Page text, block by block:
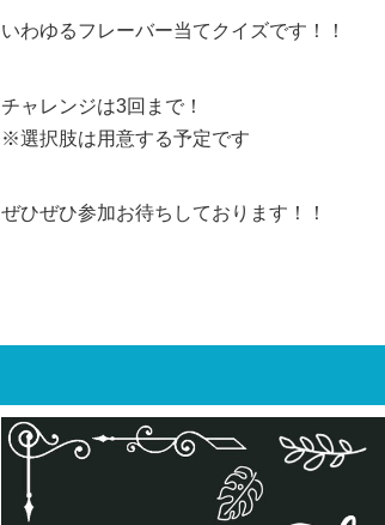
いわゆるフレーバー当てクイズです！！
チャレンジは3回まで！
※選択肢は用意する予定です
ぜひぜひ参加お待ちしております！！